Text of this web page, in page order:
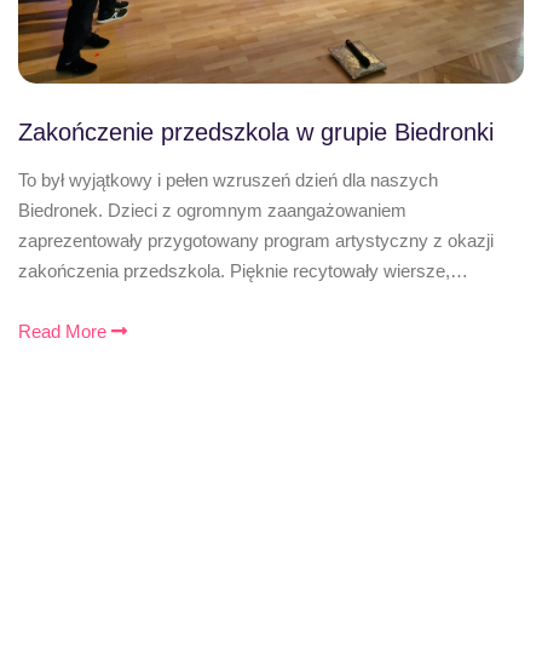
Zakończenie przedszkola w grupie Biedronki
To był wyjątkowy i pełen wzruszeń dzień dla naszych
Biedronek. Dzieci z ogromnym zaangażowaniem
zaprezentowały przygotowany program artystyczny z okazji
zakończenia przedszkola. Pięknie recytowały wiersze,…
Read More